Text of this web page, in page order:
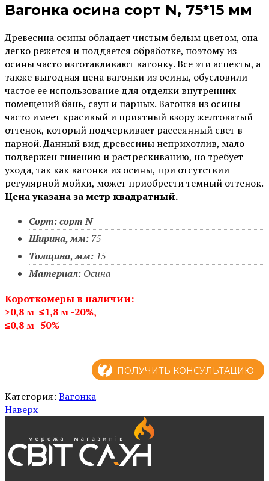
Вагонка осина сорт N, 75*15 мм
Древесина осины обладает чистым белым цветом, она
легко режется и поддается обработке, поэтому из
осины часто изготавливают вагонку. Все эти аспекты, а
также выгодная цена вагонки из осины, обусловили
частое ее использование для отделки внутренних
помещений бань, саун и парных. Вагонка из осины
часто имеет красивый и приятный взору желтоватый
оттенок, который подчеркивает рассеянный свет в
парной. Данный вид древесины неприхотлив, мало
подвержен гниению и растрескиванию, но требует
ухода, так как вагонка из осины, при отсутствии
регулярной мойки, может приобрести темный оттенок.
Цена указана за метр квадратный.
Сорт: сорт N
Ширина, мм: 75
Толщина, мм: 15
Материал: Осина
Короткомеры в наличии:
>0,8 м ≤1,8 м-20%,
≤0,8 м -50%
ПОЛУЧИТЬ КОНСУЛЬТАЦИЮ
Категория: Вагонка
Наверх